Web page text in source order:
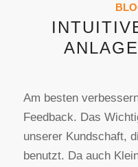
Am besten
Feedback. Das
unserer Kundschaft,
benutzt. Da auch